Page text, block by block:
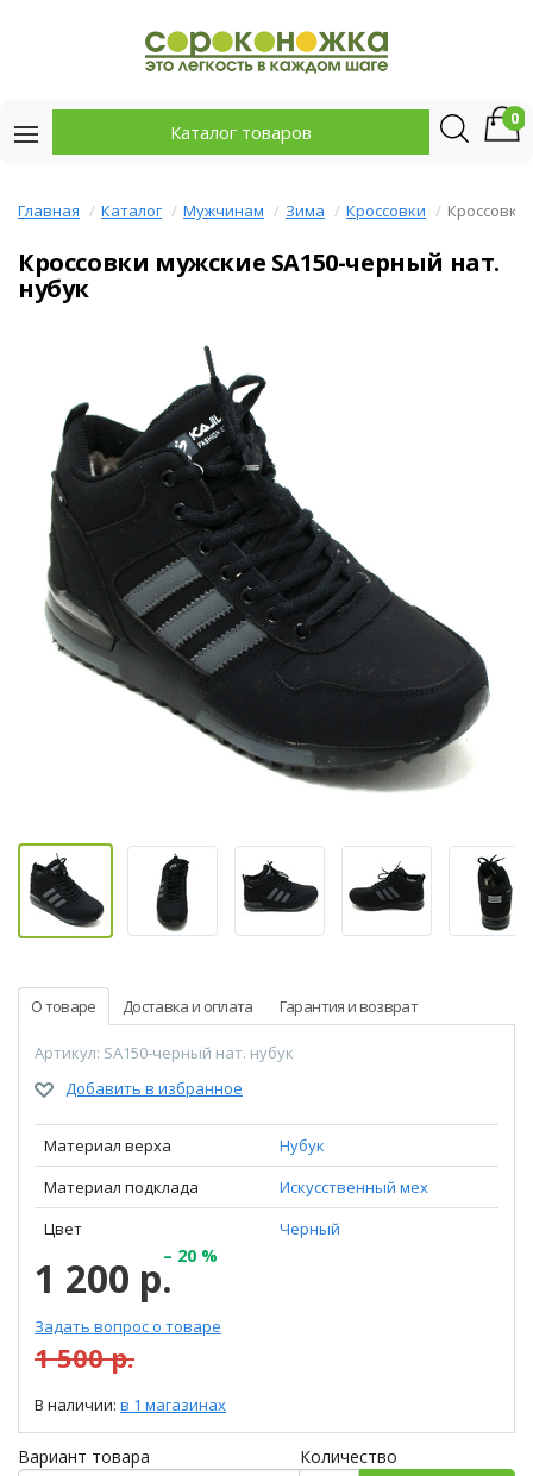
Каталог товаров
0
Главная Каталог Мужчинам Зима Кроссовки
Кроссовки мужские SA150-черный нат.
нубук
О товаре Доставка и оплата Гарантия и возврат
Артикул: SA150-черный нат. нубук
Добавить в избранное
Материал верха
Нубук
Материал подклада
Искусственный мех
Цвет
Черный
1 200 р.– 20 %
Задать вопрос о товаре
1 500 р.
В наличии: в 1 магазинах
Вариант товара
Количество